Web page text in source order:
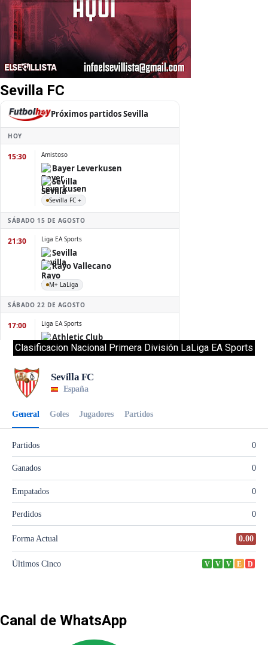
Sevilla FC
Clasificacion Nacional Primera División LaLiga EA Sports
Canal de WhatsApp